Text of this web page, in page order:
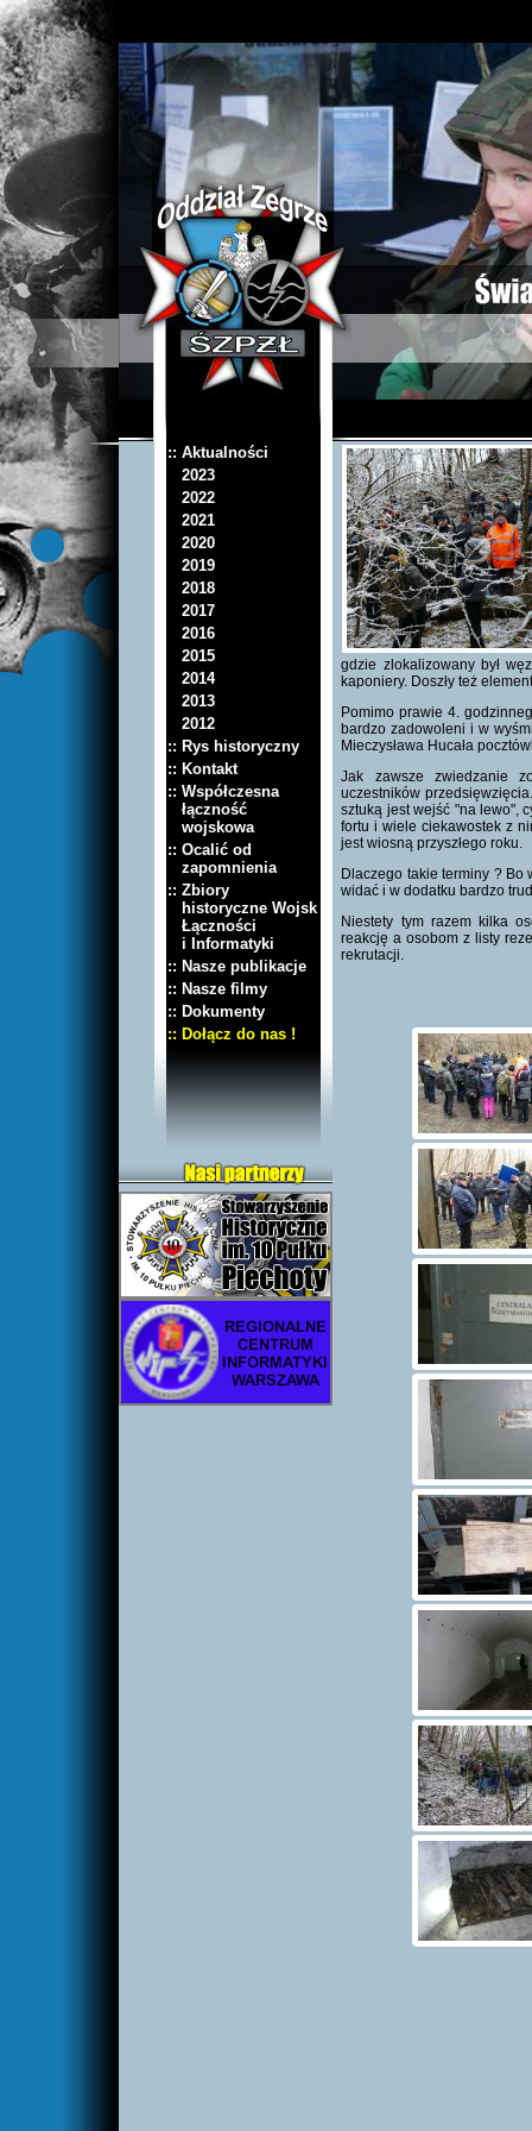
:: Aktualności
2023
2022
2021
2020
2019
2018
2017
2016
2015
2014
2013
2012
:: Rys historyczny
:: Kontakt
:: Współczesna
łączność
wojskowa
:: Ocalić od
zapomnienia
:: Zbiory
historyczne Wojsk
Łączności
i Informatyki
:: Nasze publikacje
:: Nasze filmy
:: Dokumenty
:: Dołącz do nas !
gdzie zlokalizowany był
kaponiery. Doszły też
Pomimo prawie 4.
bardzo zadowoleni i w
Mieczysława Hucała
Jak zawsze zwiedzanie
uczestników
sztuką jest wejść "na lewo",
fortu i wiele ciekawostek z
jest wiosną przyszłego roku.
Dlaczego takie terminy ?
widać i w dodatku bardzo
Niestety tym razem kilka
reakcję a osobom z listy
rekrutacji.